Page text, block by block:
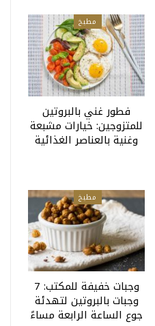
مطبخ
فطور غني بالبروتين
للمتزوجين: خيارات مشبعة
وغنية بالعناصر الغذائية
مطبخ
وجبات خفيفة للمكتب: 7
وجبات بالبروتين لتهدئة
جوع الساعة الرابعة مساءً